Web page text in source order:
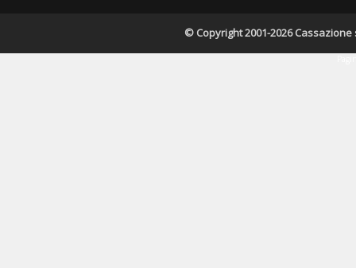
© Copyright 2001-2026 Cassazione